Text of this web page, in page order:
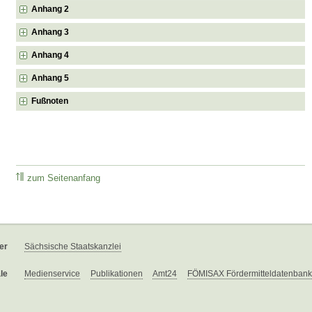
Anhang 2
Anhang 3
Anhang 4
Anhang 5
Fußnoten
zum Seitenanfang
Sächsische Staatskanzlei
Medienservice Publikationen Amt24 FÖMISAX Fördermitteldatenbank